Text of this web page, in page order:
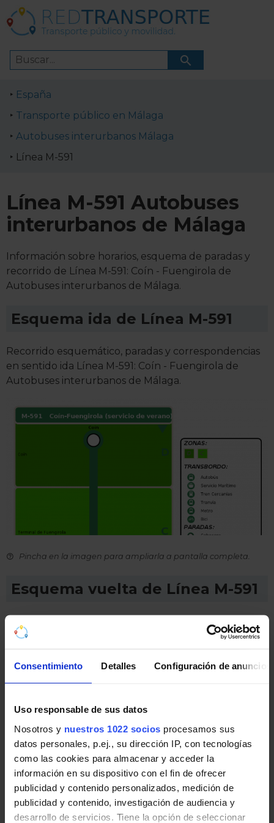
Consentimiento Detalles Configuración de anuncios
Uso responsable de sus datos
Nosotros y nuestros 1022 socios procesamos sus
datos personales, p.ej., su dirección IP, con tecnologías
como las cookies para almacenar y acceder la
información en su dispositivo con el fin de ofrecer
publicidad y contenido personalizados, medición de
publicidad y contenido, investigación de audiencia y
desarrollo de servicios. Tiene la opción de seleccionar
España
Transporte público en Málaga
Autobuses interurbanos Málaga
Línea M-591
Línea M-591 Autobuses
interurbanos de Málaga
Información sobre horarios, esquema de paradas y
recorrido de Línea M-591: Coín - Fuengirola de
Autobuses interurbanos de Málaga.
Esquema ida de Línea M-591
Recorrido esquemático, paradas y correspondencias
en sentido ida Línea M-591: Coín - Fuengirola de
Autobuses interurbanos de Málaga.
Pincha en la imagen para ampliarla a pantalla completa.
Esquema vuelta de Línea M-591
Recorrido esquemático, paradas y correspondencias
en sentido vuelta Línea M-591: Coín - Fuengirola de